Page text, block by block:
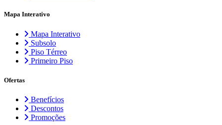
Mapa Interativo
Mapa Interativo
Subsolo
Piso Térreo
Primeiro Piso
Ofertas
Benefícios
Descontos
Promoções